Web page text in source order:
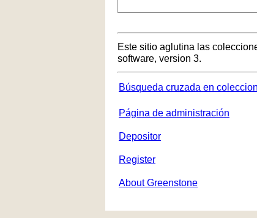
Este sitio aglutina las
software, version 3.
Búsqueda cruzada en
Página de administración
Depositor
Register
About Greenstone